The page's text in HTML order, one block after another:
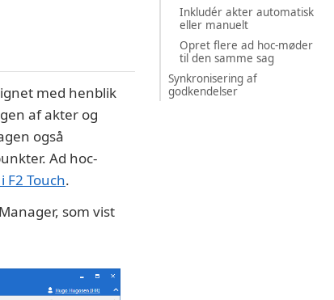
Inkludér akter automatisk
eller manuelt
Opret flere ad hoc-møder
til den samme sag
Synkronisering af
godkendelser
med henblik
af akter og
også
Ad hoc-
Touch.
som vist